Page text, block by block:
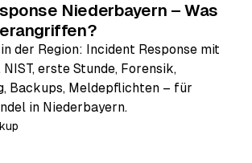
Niederbayern – Was
der Region: Incident Response mit
NIST, erste Stunde, Forensik,
Backups, Meldepflichten – für
in Niederbayern.